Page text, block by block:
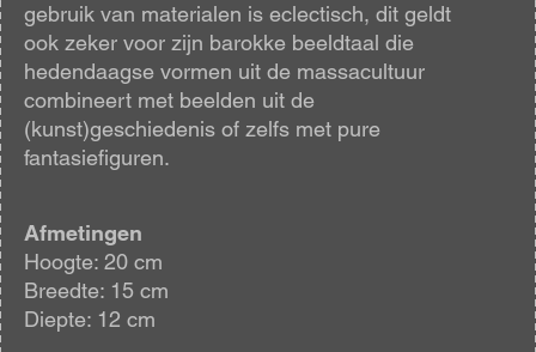
gebruik van materialen is eclectisch, dit geldt
ook zeker voor zijn barokke beeldtaal die
hedendaagse vormen uit de massacultuur
combineert met beelden uit de
(kunst)geschiedenis of zelfs met pure
fantasiefiguren.
Afmetingen
Hoogte: 20 cm
Breedte: 15 cm
Diepte: 12 cm